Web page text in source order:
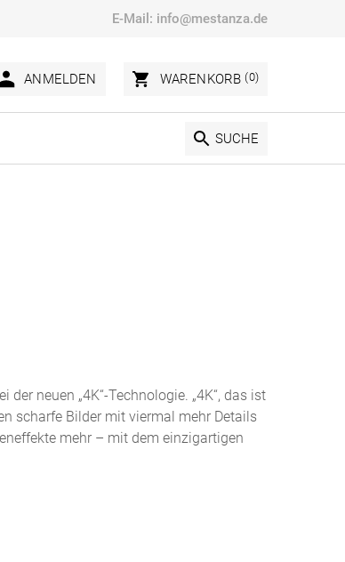
E-Mail: info@mestanza.de
ANMELDEN WARENKORB (0)
SUCHE
neuen „4K“-Technologie. „4K“, das ist
scharfe Bilder mit viermal mehr Details
mehr – mit dem einzigartigen